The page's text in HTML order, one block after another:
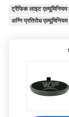
ट्रैफिक लाइट एल्यूमिनियम
अग्नि प्रतिरोध